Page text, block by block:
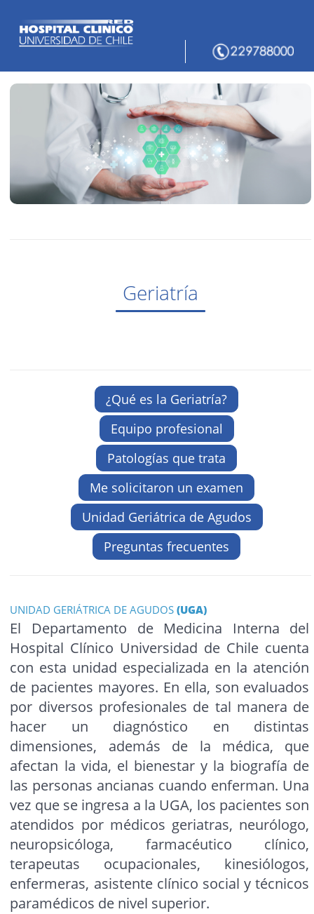
Geriatría
¿Qué es la Geriatría?
Equipo profesional
Patologías que trata
Me solicitaron un examen
Unidad Geriátrica de Agudos
Preguntas frecuentes
UNIDAD GERIÁTRICA DE AGUDOS(UGA)
El Departamento de Medicina Interna del
Hospital Clínico Universidad de Chile cuenta
con esta unidad especializada en la atención
de pacientes mayores. En ella, son evaluados
por diversos profesionales de tal manera de
hacer un diagnóstico en distintas
dimensiones, además de la médica, que
afectan la vida, el bienestar y la biografía de
las personas ancianas cuando enferman. Una
vez que se ingresa a la UGA, los pacientes son
atendidos por médicos geriatras, neurólogo,
neuropsicóloga, farmacéutico clínico,
terapeutas ocupacionales, kinesiólogos,
enfermeras, asistente clínico social y técnicos
paramédicos de nivel superior.